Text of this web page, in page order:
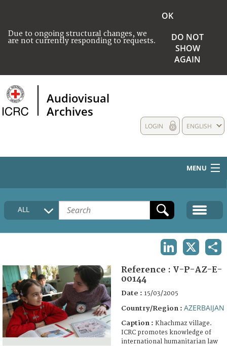
Due to ongoing structural changes, we
are not currently responding to requests.
OK
DO NOT
SHOW
AGAIN
Audiovisual
Archives
ENGLISH
LOGIN
MENU
HOME
COLLECTIONS DESCRIPTION
FAQ
ALL
Reference : V-P-AZ-E-
00144
Date : 15/03/2005
Country/Region : AZERBAIJAN
Caption : Khachmaz village.
ICRC promotes knowledge of
international humanitarian law